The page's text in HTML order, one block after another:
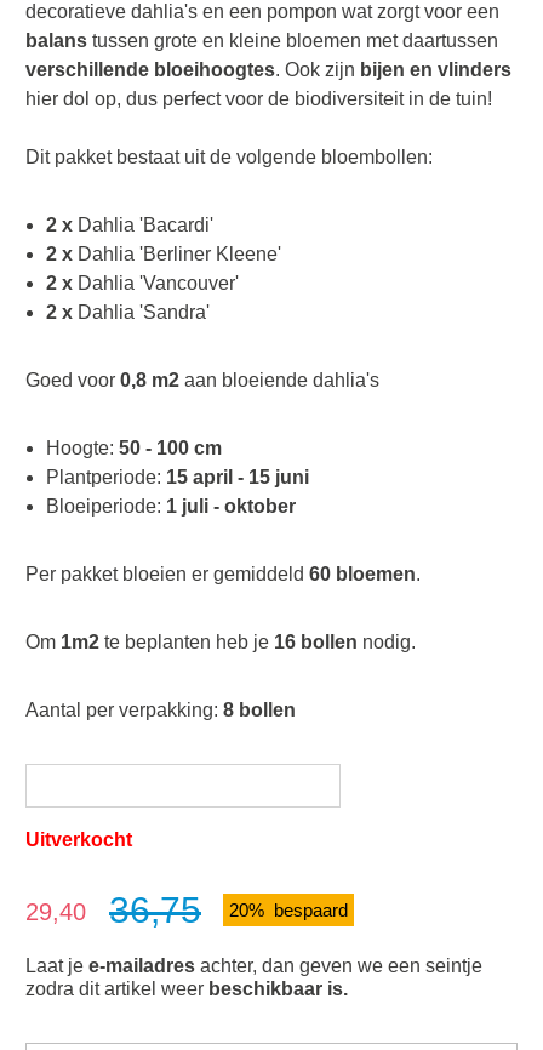
decoratieve dahlia's en een pompon wat zorgt voor een
balans tussen grote en kleine bloemen met daartussen
verschillende bloeihoogtes. Ook zijn bijen en vlinders
hier dol op, dus perfect voor de biodiversiteit in de tuin!
Dit pakket bestaat uit de volgende bloembollen:
2 x Dahlia 'Bacardi'
2 x Dahlia 'Berliner Kleene'
2 x Dahlia 'Vancouver'
2 x Dahlia 'Sandra'
Goed voor 0,8 m2 aan bloeiende dahlia's
Hoogte: 50 - 100 cm
Plantperiode: 15 april - 15 juni
Bloeiperiode: 1 juli - oktober
Per pakket bloeien er gemiddeld 60 bloemen.
Om 1m2 te beplanten heb je 16 bollen nodig.
Aantal per verpakking: 8 bollen
Uitverkocht
Verkoopprijs:
29,40 36,75 20% bespaard
Laat je e-mailadres achter, dan geven we een seintje
zodra dit artikel weer beschikbaar is.